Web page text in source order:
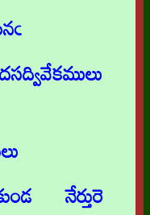
నేర్తురె